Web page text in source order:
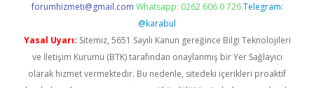
forumhizmeti@gmail.com Whatsapp: 0262 606 0 726 Telegram:
@karabul
Yasal Uyarı: Sitemiz, 5651 Sayılı Kanun gereğince Bilgi Teknolojileri
ve İletişim Kurumu (BTK) tarafından onaylanmış bir Yer Sağlayıcı
olarak hizmet vermektedir. Bu nedenle, sitedeki içerikleri proaktif